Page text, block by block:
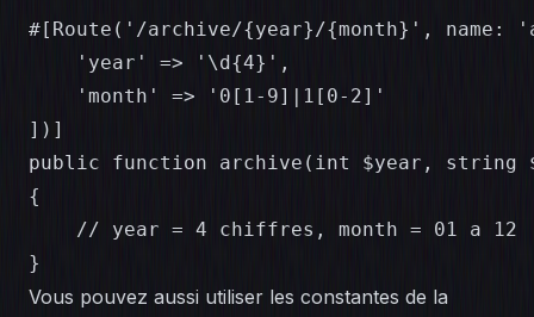
#[Route('/archive/{year}/{month}', name:
    'year' => '\d{4}',
    'month' => '0[1-9]|1[0-2]'
])]
public function archive(int $year, string
{
    // year = 4 chiffres, month = 01 a 12
}
Vous pouvez aussi utiliser les constantes de la